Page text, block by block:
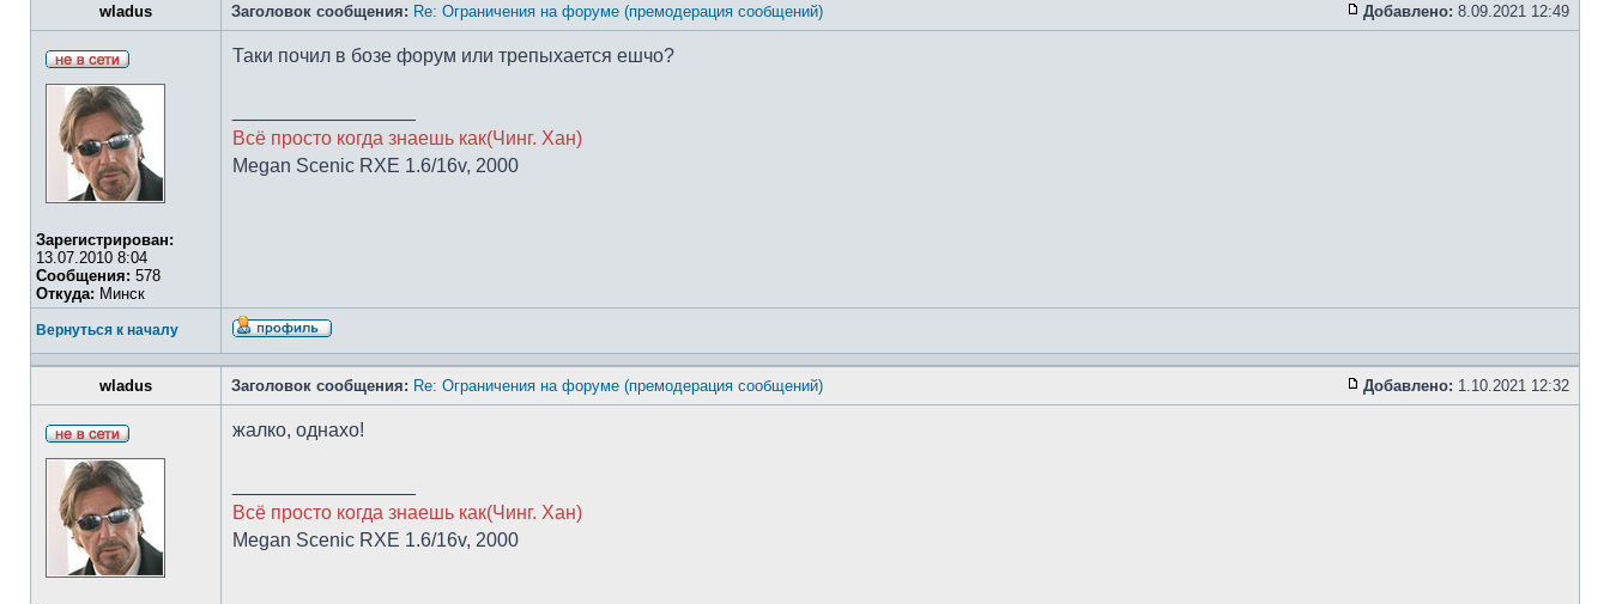
wladus Заголовок сообщения: Re: Ограничения на форуме (премодерация сообщений) Добавлено: 8.09.2021 12:49
Зарегистрирован:
13.07.2010 8:04
Сообщения: 578
Откуда: Минск
Таки почил в бозе форум или трепыхается ешчо?
Всё просто когда знаешь как(Чинг. Хан)
Megan Scenic RXE 1.6/16v, 2000
Вернуться к началу
wladus Заголовок сообщения: Re: Ограничения на форуме (премодерация сообщений) Добавлено: 1.10.2021 12:32
жалко, однахо!
Всё просто когда знаешь как(Чинг. Хан)
Megan Scenic RXE 1.6/16v, 2000